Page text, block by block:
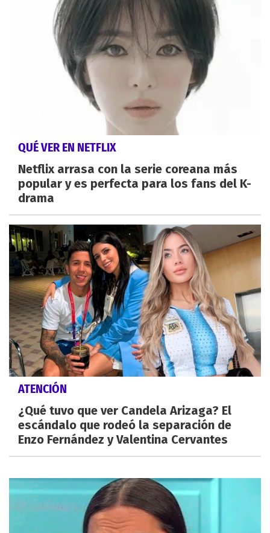
QUÉ VER EN NETFLIX
Netflix arrasa con la serie coreana más
popular y es perfecta para los fans del K-
drama
ATENCIÓN
¿Qué tuvo que ver Candela Arizaga? El
escándalo que rodeó la separación de
Enzo Fernández y Valentina Cervantes